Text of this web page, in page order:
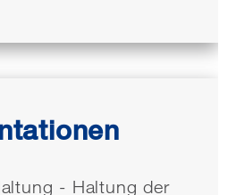
- Haltung der